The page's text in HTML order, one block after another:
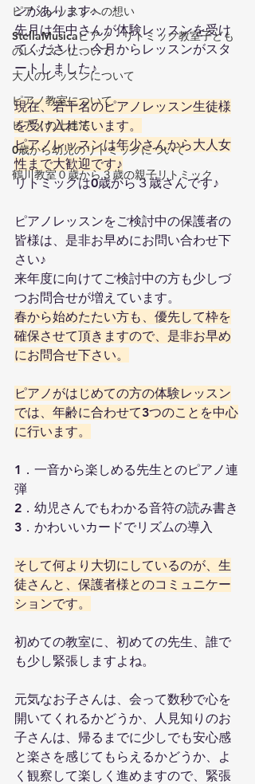
ピアノレッスンへの想い
StellaMusicaピアノ・リトミック教室子ども
のレッスンについて
大人のレッスンについて
ピアノ教室について
ピアノの上達法
0歳から幼児のリトミックについて
鶴川教室０歳から３歳の親子リトミック
ンがあります♪
先月は年中さんが体験レッスンを受け
てくださり、今月からレッスンがスタ
ートしました♪
現在、若干名のピアノレッスン生徒様
を受け入れています。
ピアノレッスンは年少さんから大人女
性まで大歓迎です♪
リトミックは0歳から３歳さんです♪
ピアノレッスンをご検討中の保護者の
皆様は、是非お早めにお問い合わせ下
さい♪
来年度に向けてご検討中の方も少しづ
つお問合せが増えています。
春から始めたたい方も、優先して枠を
確保させて頂きますので、是非お早め
にお問合せ下さい。
ピアノがはじめての方の体験レッスン
では、年齢に合わせて3つのことを中心
に行います。
1．一音から楽しめる先生とのピアノ連
弾
2．幼児さんでもわかる音符の読み書き
3．かわいいカードでリズムの導入
そして何より大切にしているのが、生
徒さんと、保護者様とのコミュニケー
ションです。
初めての教室に、初めての先生、誰で
も少し緊張しますよね。
元気なお子さんは、会って数秒で心を
開いてくれるかどうか、人見知りのお
子さんは、帰るまでに少しでも安心感
と楽さを感じてもらえるかどうか、よ
く観察して楽しく進めますので、緊張